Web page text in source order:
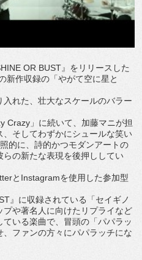
OR BUST』をリリースした
新作収録の「やがて空に星と
れた、壮大なスケールのバラー
Crazy」に続いて、加藤マニが担
そしてわずかにシュールな笑い
的に、詩的かつモダンアートの
の新たな表現を後押ししてい
とInstagramを使用した参加型
』に収録されている「セイギノ
や著名人に向けたリプライなど
いる楽曲で、冒頭の「パパラッ
ファンの方々にパパラッチにな